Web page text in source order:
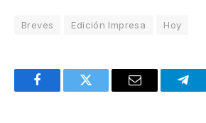
Breves Edición Impresa Hoy
FacebookTwitter Email